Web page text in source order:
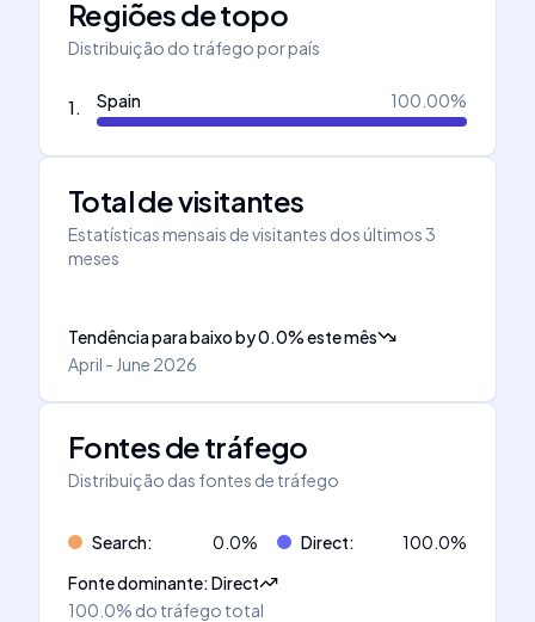
Regiões de topo
Distribuição do tráfego por país
1. Spain 100.00%
Total de visitantes
Estatísticas mensais de visitantes dos últimos 3
meses
Tendência para baixoby0.0%este mês
April - June 2026
Fontes de tráfego
Distribuição das fontes de tráfego
Search: 0.0% Direct: 100.0%
Fonte dominante:Direct
100.0% do tráfego total